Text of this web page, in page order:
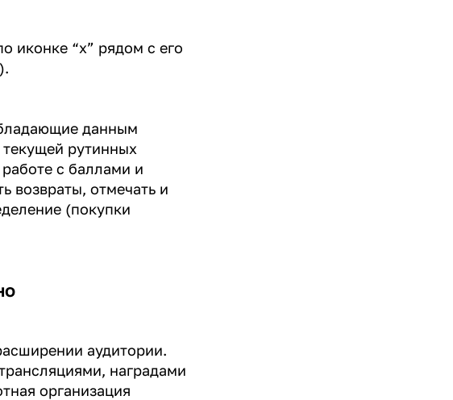
иконке “x” рядом с его
данным
рутинных
с баллами и
возвраты, отмечать и
(покупки
аудитории.
наградами
организация